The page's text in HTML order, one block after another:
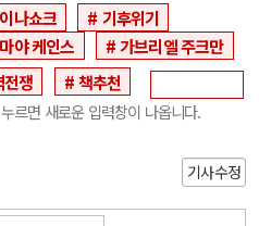
나쇼크
기후위기
야 케인스
가브리엘 주크만
전쟁 책추천
르면 새로운 입력창이 나옵니다.
기사수정